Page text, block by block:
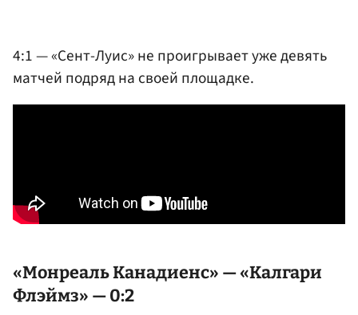
4:1 — «Сент-Луис» не проигрывает уже девять
матчей подряд на своей площадке.
«Монреаль Канадиенс» — «Калгари
Флэймз» — 0:2